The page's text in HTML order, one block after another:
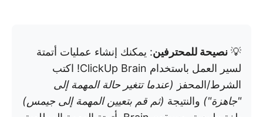
💡 نصيحة للمحترفين: يمكنك إنشاء عمليات أتمتة
لسير العمل باستخدام ClickUp Brain! اكتب
الشرط/المحفز (عندما تتغير حالة المهمة إلى
"جاهزة") والنتيجة (ثم قم بتعيين المهمة إلى جيمس)